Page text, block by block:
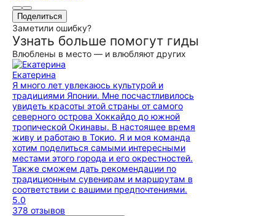
Поделиться
Заметили ошибку?
Узнать больше помогут гиды
Влюблены в место — и влюбляют других
Екатерина
Я много лет увлекаюсь культурой и
традициями Японии. Мне посчастливилось
увидеть красоты этой страны от самого
северного острова Хоккайдо до южной
тропической Окинавы. В настоящее время
живу и работаю в Токио. Я и моя команда
хотим поделиться самыми интересными
местами этого города и его окрестностей.
Также сможем дать рекомендации по
традиционным сувенирам и маршрутам в
соответствии с вашими предпочтениями.
5.0
378 отзывов